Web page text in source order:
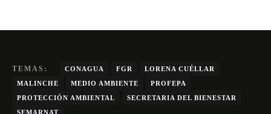
TEMAS: CONAGUA FGR
LORENA CUÉLLAR
MALINCHE
MEDIO AMBIENTE
PROFEPA
PROTECCIÓN AMBIENTAL
SECRETARIA DEL BIENESTAR
SEMARNAT